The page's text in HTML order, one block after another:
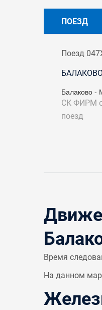
ПОЕЗД
Поезд
Балаково -
СК ФИРМ
поезд
Время
На данном